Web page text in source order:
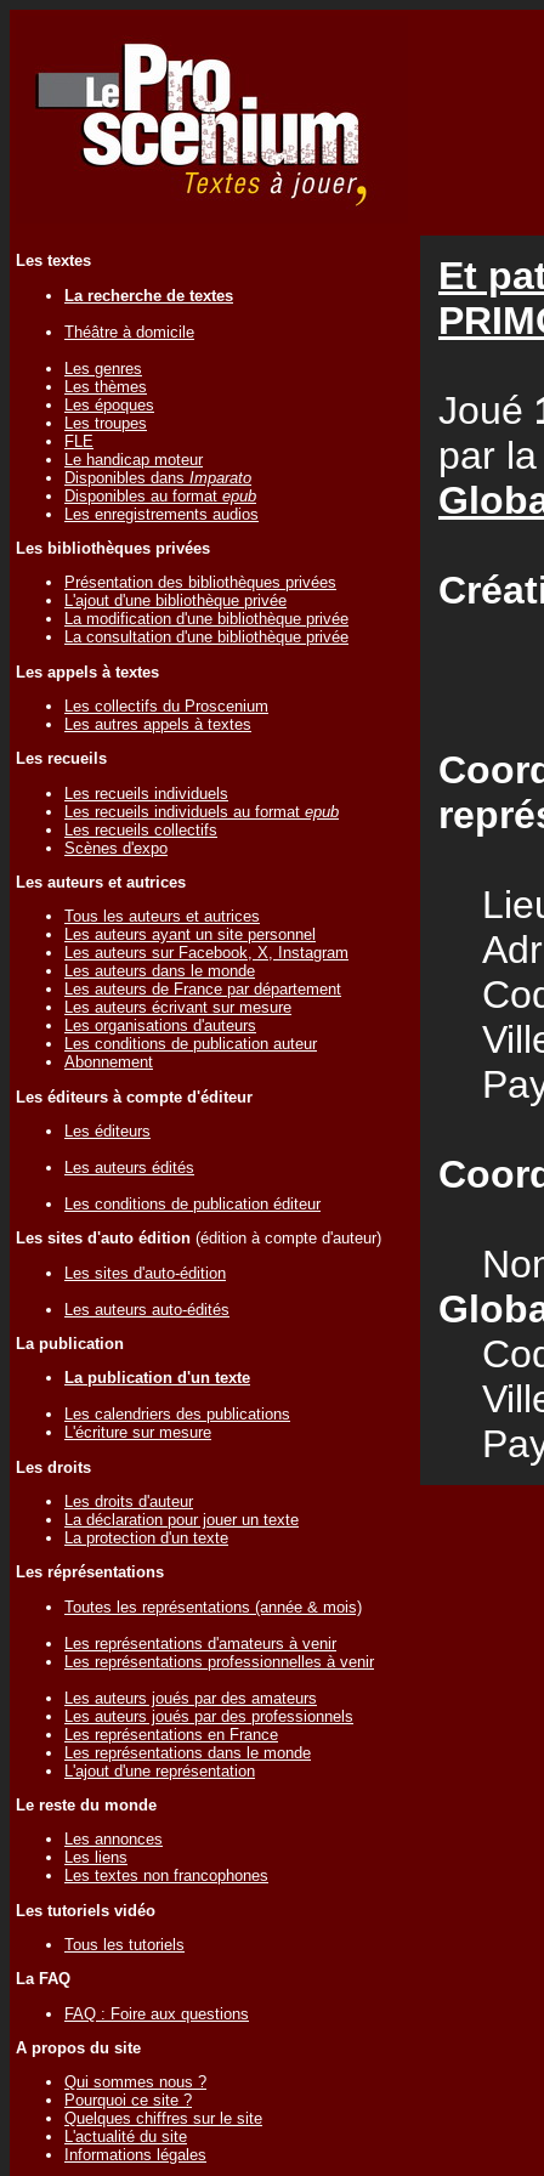
Les textes
La recherche de textes
Théâtre à domicile
Les genres
Les thèmes
Les époques
Les troupes
FLE
Le handicap moteur
Disponibles dans Imparato
Disponibles au format epub
Les enregistrements audios
Les bibliothèques privées
Présentation des bibliothèques privées
L'ajout d'une bibliothèque privée
La modification d'une bibliothèque privée
La consultation d'une bibliothèque privée
Les appels à textes
Les collectifs du Proscenium
Les autres appels à textes
Les recueils
Les recueils individuels
Les recueils individuels au format epub
Les recueils collectifs
Scènes d'expo
Les auteurs et autrices
Tous les auteurs et autrices
Les auteurs ayant un site personnel
Les auteurs sur Facebook, X, Instagram
Les auteurs dans le monde
Les auteurs de France par département
Les auteurs écrivant sur mesure
Les organisations d'auteurs
Les conditions de publication auteur
Abonnement
Les éditeurs à compte d'éditeur
Les éditeurs
Les auteurs édités
Les conditions de publication éditeur
Les sites d'auto édition (édition à compte d'auteur)
Les sites d'auto-édition
Les auteurs auto-édités
La publication
La publication d'un texte
Les calendriers des publications
L'écriture sur mesure
Les droits
Les droits d'auteur
La déclaration pour jouer un texte
La protection d'un texte
Les réprésentations
Toutes les représentations (année & mois)
Les représentations d'amateurs à venir
Les représentations professionnelles à venir
Les auteurs joués par des amateurs
Les auteurs joués par des professionnels
Les représentations en France
Les représentations dans le monde
L'ajout d'une représentation
Le reste du monde
Les annonces
Les liens
Les textes non francophones
Les tutoriels vidéo
Tous les tutoriels
La FAQ
FAQ : Foire aux questions
A propos du site
Qui sommes nous ?
Pourquoi ce site ?
Quelques chiffres sur le site
L'actualité du site
Informations légales
Et
Joué
par